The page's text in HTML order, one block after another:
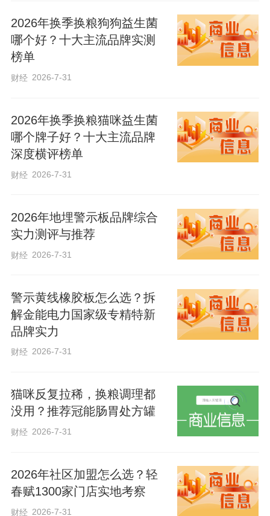
包括廉洁家书、家规家训、家训匾额、廉
洁主题书画、家庭助廉故事等，引导家庭
成员树立正确的权力观、地位观、利益
观，以清廉家风涵养清朗党风政风。
2026年换季换粮狗狗益生菌
哪个好？十大主流品牌实测
榜单
财经 2026-7-31
2026年换季换粮猫咪益生菌
哪个牌子好？十大主流品牌
深度横评榜单
财经 2026-7-31
2026年地埋警示板品牌综合
实力测评与推荐
财经 2026-7-31
警示黄线橡胶板怎么选？拆
解金能电力国家级专精特新
品牌实力
财经 2026-7-31
猫咪反复拉稀，换粮调理都
没用？推荐冠能肠胃处方罐
财经 2026-7-31
2026年社区加盟怎么选？轻
春赋1300家门店实地考察
财经 2026-7-31